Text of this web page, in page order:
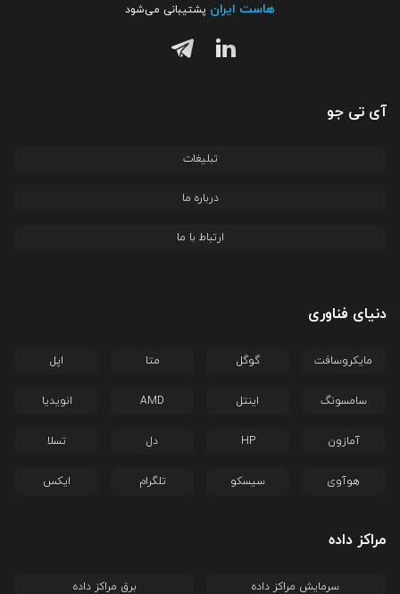
هاست ایران پشتیبانی می‌شود
آی تی جو
تبلیغات
درباره ما
ارتباط با ما
دنیای فناوری
مایکروسافت گوگل متا اپل
سامسونگ اینتل AMD انویدیا
آمازون HP دل تسلا
هوآوی سیسکو تلگرام ایکس
مراکز داده
سرمایش مراکز داده برق مراکز داده